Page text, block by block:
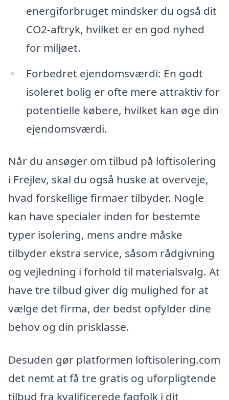
energiforbruget mindsker du også dit
CO2-aftryk, hvilket er en god nyhed
for miljøet.
Forbedret ejendomsværdi: En godt
isoleret bolig er ofte mere attraktiv for
potentielle købere, hvilket kan øge din
ejendomsværdi.
Når du ansøger om tilbud på loftisolering
i Frejlev, skal du også huske at overveje,
hvad forskellige firmaer tilbyder. Nogle
kan have specialer inden for bestemte
typer isolering, mens andre måske
tilbyder ekstra service, såsom rådgivning
og vejledning i forhold til materialsvalg. At
have tre tilbud giver dig mulighed for at
vælge det firma, der bedst opfylder dine
behov og din prisklasse.
Desuden gør platformen loftisolering.com
det nemt at få tre gratis og uforpligtende
tilbud fra kvalificerede fagfolk i dit